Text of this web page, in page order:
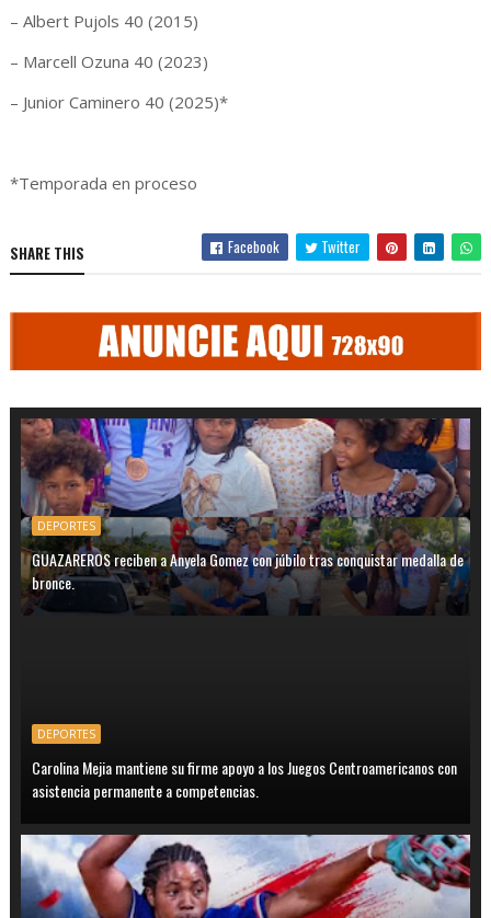
– Albert Pujols 40 (2015)
– Marcell Ozuna 40 (2023)
– Junior Caminero 40 (2025)*
*Temporada en proceso
SHARE THIS Facebook Twitter
DEPORTES
GUAZAREROS reciben a Anyela Gomez con júbilo tras conquistar medalla de
bronce.
DEPORTES
Carolina Mejia mantiene su firme apoyo a los Juegos Centroamericanos con
asistencia permanente a competencias.